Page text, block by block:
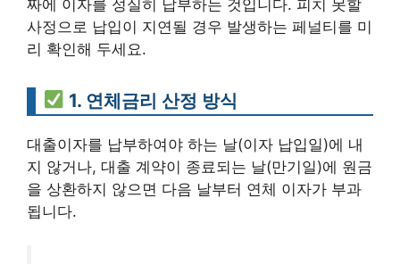
짜에 이자를 성실히 납부하는 것입니다. 피치 못할
사정으로 납입이 지연될 경우 발생하는 페널티를 미
리 확인해 두세요.
1. 연체금리 산정 방식
대출이자를 납부하여야 하는 날(이자 납입일)에 내
지 않거나, 대출 계약이 종료되는 날(만기일)에 원금
을 상환하지 않으면 다음 날부터 연체 이자가 부과
됩니다.